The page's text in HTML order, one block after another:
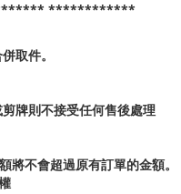
************
取件。
牌則不接受任何售後處理
不會超過原有訂單的金額。